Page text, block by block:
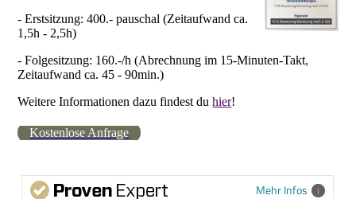
- Erstsitzung: 400.- pauschal (Zeitaufwand ca.
1,5h - 2,5h)
- Folgesitzung: 160.-/h (Abrechnung im 15-Minuten-Takt,
Zeitaufwand ca. 45 - 90min.)
Weitere Informationen dazu findest duhier!
Kostenlose Anfrage